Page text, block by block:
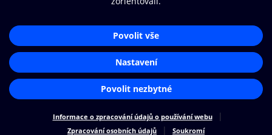
Zásady zpracování osobních údajů
Nastavení cookies
Aplikace O2 Knihovna
Čti a poslouchej své e-knihy a
audioknihy rychleji a pohodlněji.